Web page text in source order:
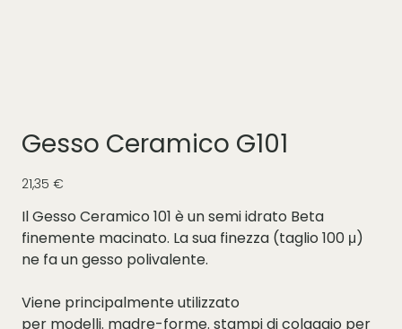
Gesso Ceramico G101
Prezzo
21,35 €
Il Gesso Ceramico 101 è un semi idrato Beta
finemente macinato. La sua finezza (taglio 100 μ)
ne fa un gesso polivalente.
Viene principalmente utilizzato
per modelli. madre-forme. stampi di colaggio per